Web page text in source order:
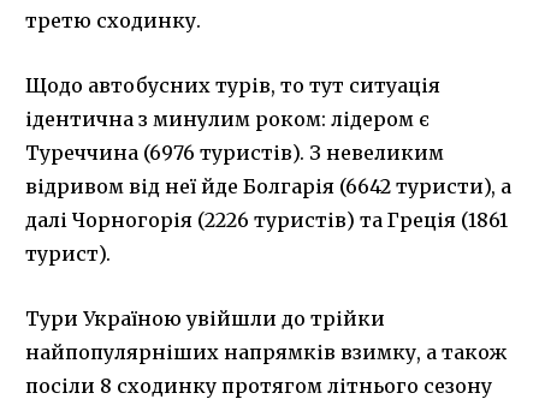
третю сходинку.
Щодо автобусних турів, то тут ситуація
ідентична з минулим роком: лідером є
Туреччина (6976 туристів). З невеликим
відривом від неї йде Болгарія (6642 туристи), а
далі Чорногорія (2226 туристів) та Греція (1861
турист).
Тури Україною увійшли до трійки
найпопулярніших напрямків взимку, а також
посіли 8 сходинку протягом літнього сезону